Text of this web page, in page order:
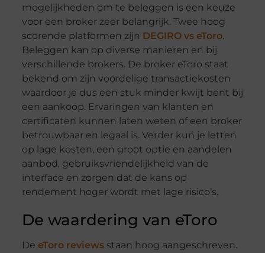
mogelijkheden om te beleggen is een keuze
voor een broker zeer belangrijk. Twee hoog
scorende platformen zijn DEGIRO vs eToro.
Beleggen kan op diverse manieren en bij
verschillende brokers. De broker eToro staat
bekend om zijn voordelige transactiekosten
waardoor je dus een stuk minder kwijt bent bij
een aankoop. Ervaringen van klanten en
certificaten kunnen laten weten of een broker
betrouwbaar en legaal is. Verder kun je letten
op lage kosten, een groot optie en aandelen
aanbod, gebruiksvriendelijkheid van de
interface en zorgen dat de kans op
rendement hoger wordt met lage risico’s.
De waardering van eToro
De eToro reviewsstaan hoog aangeschreven.